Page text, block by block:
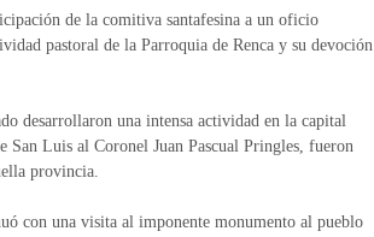
de la comitiva santafesina a un oficio
pastoral de la Parroquia de Renca y su devoción
desarrollaron una intensa actividad en la capital
San Luis al Coronel Juan Pascual Pringles, fueron
provincia.
con una visita al imponente monumento al pueblo